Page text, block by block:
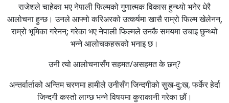
राजेशले चाहेका भए नेपाली फिल्मको गुणात्मक विकास हुन्थ्यो भनेर धेरै
आलोचना हुन्छ। उनले आफ्नो करिअरको उत्कर्षमा खासै राम्रो फिल्म खेलेनन्,
राम्रो भूमिका गरेनन्; गरेका भए नेपाली फिल्मले उनकै समयमा उचाइ छुन्थ्यो
भन्ने आलोचकहरूको भनाइ छ।
उनी त्यो आलोचनासँग सहमत/असहमत के छन्?
अन्तर्वार्ताको अन्तिम चरणमा हामीले उनीसँग जिन्दगीको सुख-दु:ख, फर्केर हेर्दा
जिन्दगी कस्तो लाग्छ भन्ने विषयमा कुराकानी गरेका छौं।